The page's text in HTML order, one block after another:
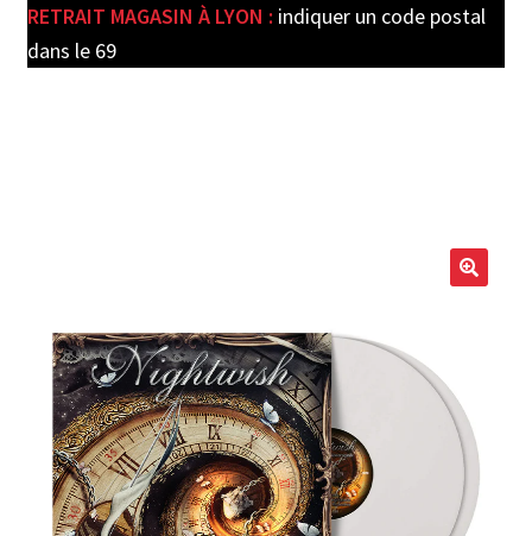
RETRAIT MAGASIN À LYON : indiquer un code postal
dans le 69